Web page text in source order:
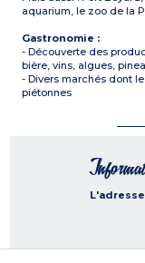
aquarium, le zoo de la
Gastronomie :
- Découverte des
bière, vins, algues,
- Divers marchés dont
piétonnes